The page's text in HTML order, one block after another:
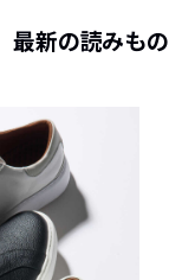
最新の読みもの